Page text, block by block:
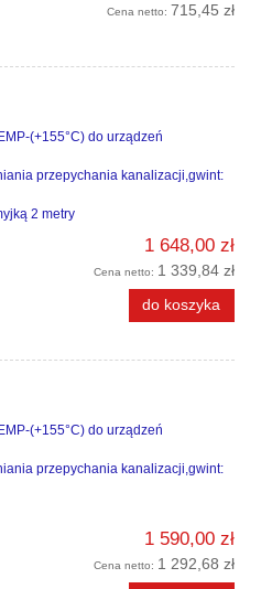
Cena netto: 715,45 zł
(+155°C) do urządzeń
przepychania kanalizacji,gwint:
2 metry
1 648,00 zł
Cena netto: 1 339,84 zł
do koszyka
(+155°C) do urządzeń
przepychania kanalizacji,gwint:
1 590,00 zł
Cena netto: 1 292,68 zł